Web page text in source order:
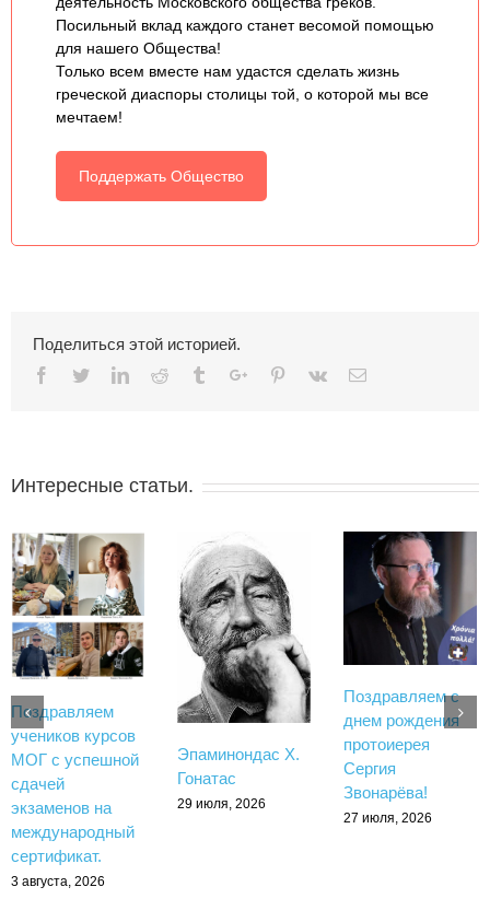
Посильный вклад каждого станет весомой помощью
для нашего Общества!
Только всем вместе нам удастся сделать жизнь
греческой диаспоры столицы той, о которой мы все
мечтаем!
Поддержать Общество
Поделиться этой историей.
Facebook
TwitterLinkedinReddit TumblrGoogle+Pinterest
Vk Email
Интересные статьи.
Поздравляем
учеников курсов
МОГ с успешной
сдачей
экзаменов на
международный
сертификат.
3 августа, 2026
Эпаминондас Х.
Гонатас
29 июля, 2026
Поздравляем с
днем рождения
протоиерея
Сергия
Звонарёва!
27 июля, 2026